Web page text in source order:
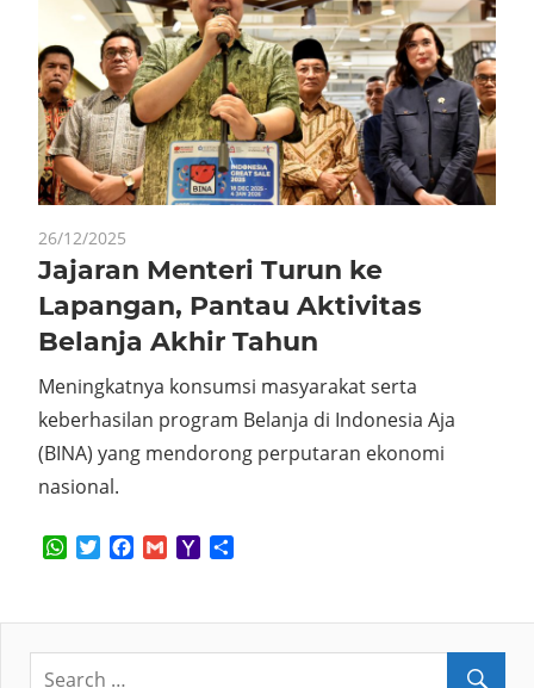
26/12/2025
Jajaran Menteri Turun ke
Lapangan, Pantau Aktivitas
Belanja Akhir Tahun
Meningkatnya konsumsi masyarakat serta
keberhasilan program Belanja di Indonesia Aja
(BINA) yang mendorong perputaran ekonomi
nasional.
WhatsApp
TwitterFacebook
GmailYahoo